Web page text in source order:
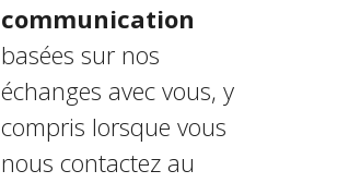
communication
basées sur nos
échanges avec vous, y
compris lorsque vous
nous contactez au